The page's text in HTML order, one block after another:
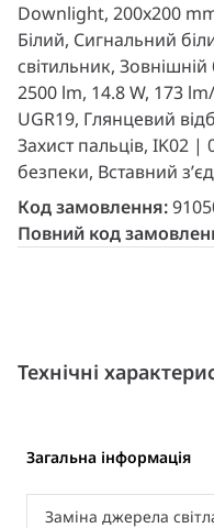
Downlight, 200x200
Білий, Сигнальний
світильник,
2500 lm, 14.8 W, 173
UGR19, Глянцевий
Захист пальців, IK02 |
безпеки, Вставний
Код замовлення:
Повний код
Технічні
Загальна інформація
Заміна джерела